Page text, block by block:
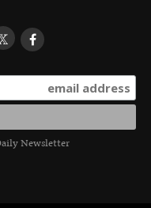
Newsletter